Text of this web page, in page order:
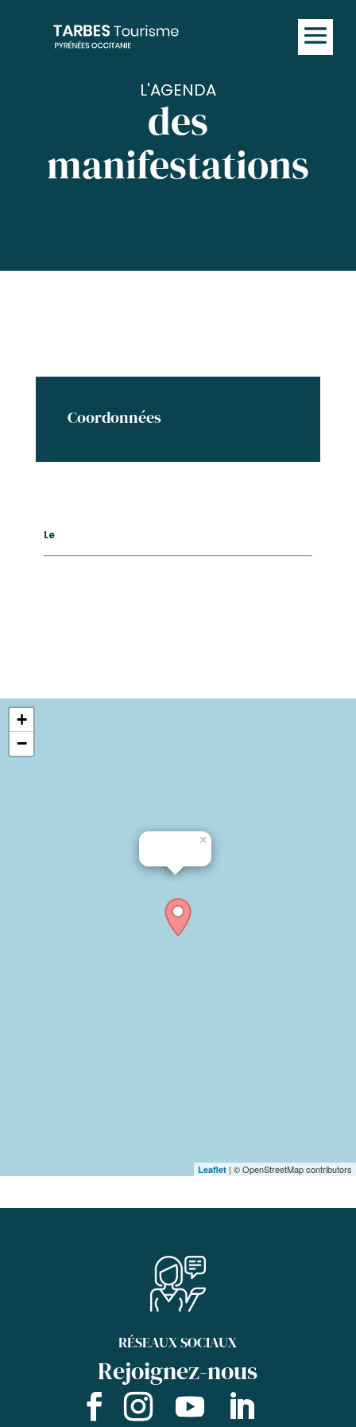
L'AGENDA
des
manifestations
Coordonnées
Le
×
+
−
Leaflet | © OpenStreetMap contributors
RÉSEAUX SOCIAUX
Rejoignez-nous